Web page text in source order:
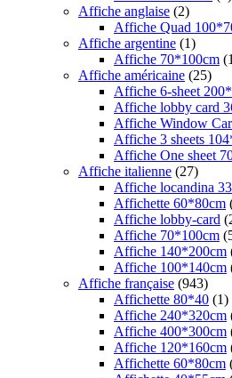
Affiche anglaise (2)
Affiche Quad
Affiche argentine (1)
Affiche 70*100cm
Affiche américaine (25)
Affiche 6-sheet
Affiche lobby card
Affiche Window
Affiche 3 sheets
Affiche One sheet
Affiche italienne (27)
Affiche locandina
Affichette 60*80cm
Affiche lobby-card
Affiche 70*100cm
Affiche 140*200cm
Affiche 100*140cm
Affiche française (943)
Affichette 80*40 (1)
Affiche 240*320cm
Affiche 400*300cm
Affiche 120*160cm
Affichette 60*80cm